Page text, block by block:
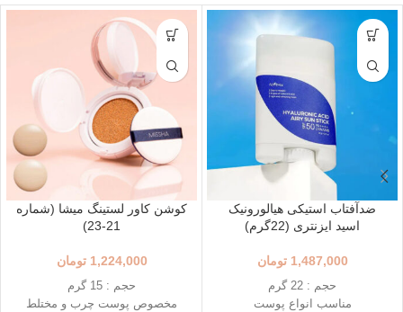
ضدآفتاب استیکی هیالورونیک
اسید ایزنتری (22گرم)
1,487,000 تومان
حجم : 22 گرم
مناسب انواع پوست
کوشن کاور لستینگ میشا (شماره
21-23)
1,224,000 تومان
حجم : 15 گرم
مخصوص پوست چرب و مختلط